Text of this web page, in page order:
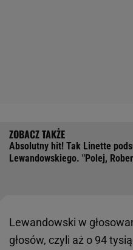
Absolutny hit! Tak Linette
Lewandowskiego. "Polej,
Lewandowski w
głosów, czyli aż o 94